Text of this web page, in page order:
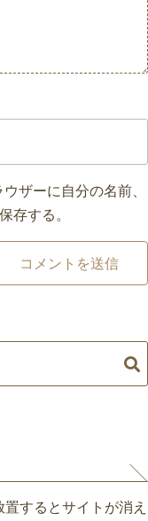
ザーに自分の名前、
存する。
するとサイトが消え